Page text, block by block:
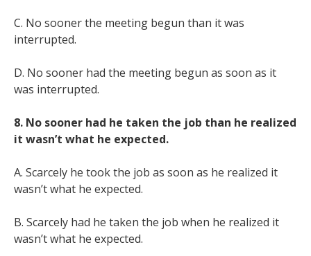
C. No sooner the meeting begun than it was
interrupted.
D. No sooner had the meeting begun as soon as it
was interrupted.
8. No sooner had he taken the job than he realized
it wasn’t what he expected.
A. Scarcely he took the job as soon as he realized it
wasn’t what he expected.
B. Scarcely had he taken the job when he realized it
wasn’t what he expected.